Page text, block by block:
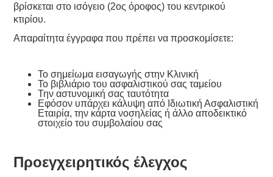
βρίσκεται στο ισόγειο (2ος όροφος) του κεντρικού
κτιρίου.
Απαραίτητα έγγραφα που πρέπει να προσκομίσετε:
Το σημείωμα εισαγωγής στην Κλινική
Το βιβλιάριο του ασφαλιστικού σας ταμείου
Την αστυνομική σας ταυτότητα
Εφόσον υπάρχει κάλυψη από Ιδιωτική Ασφαλιστική
Εταιρία, την κάρτα νοσηλείας ή άλλο αποδεικτικό
στοιχείο του συμβολαίου σας
Προεγχειρητικός έλεγχος